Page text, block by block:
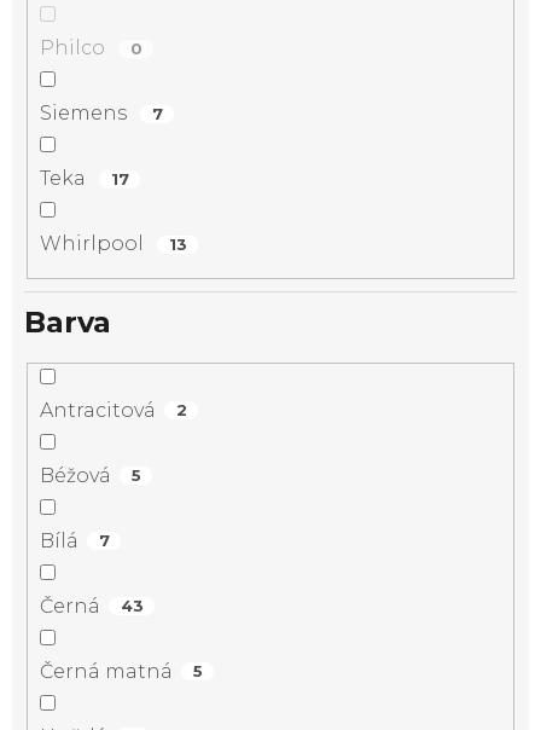
Philco 0
Siemens 7
Teka 17
Whirlpool 13
Barva
Antracitová 2
Béžová 5
Bílá 7
Černá 43
Černá matná 5